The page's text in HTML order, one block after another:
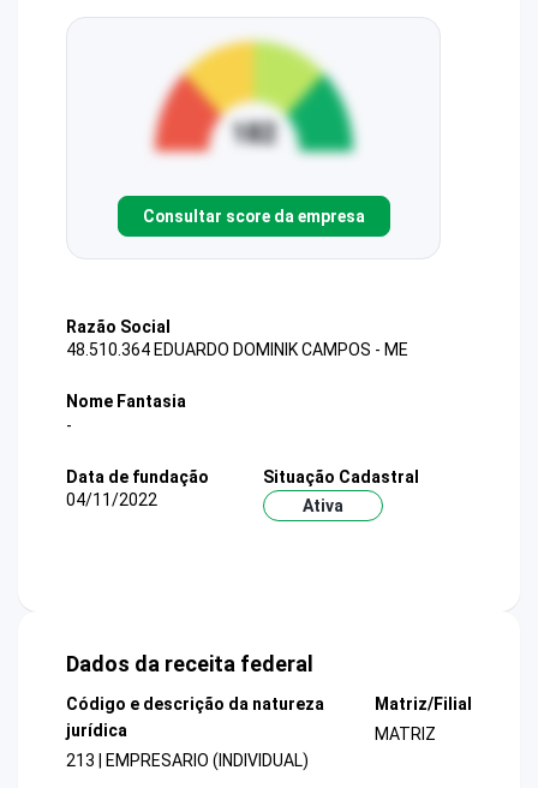
Consultar score da empresa
Razão Social
48.510.364 EDUARDO DOMINIK CAMPOS - ME
Nome Fantasia
-
Data de fundação
04/11/2022
Situação Cadastral
Ativa
Dados da receita federal
Código e descrição da natureza
jurídica
213 | EMPRESARIO (INDIVIDUAL)
Matriz/Filial
MATRIZ